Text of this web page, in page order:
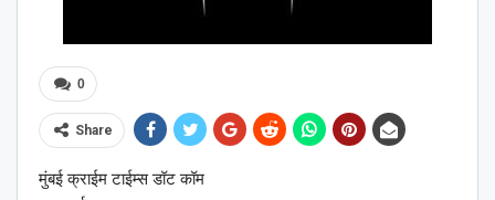
0
Share
मुंबई क्राईम टाईम्स डॉट कॉम